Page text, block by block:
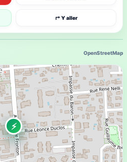
OpenStreetMap
⚡
↱ Y aller